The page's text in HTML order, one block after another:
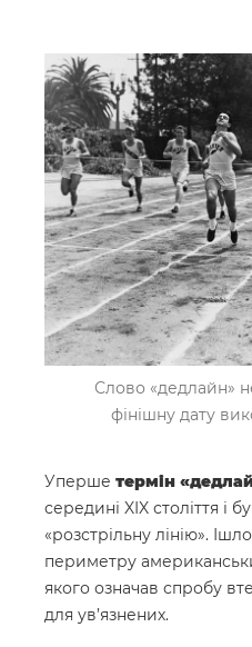
Слово «дедлайн»
фінішну дату
Уперше термін
середині XIX століття і
«розстрільну лінію».
периметру
якого означав спробу
для ув’язнених.